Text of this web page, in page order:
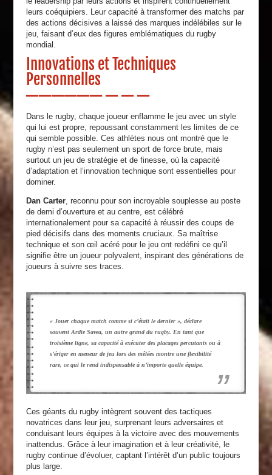
leurs coéquipiers. Leur capacité à transformer des matchs par
des actions décisives a laissé des marques indélébiles sur le
jeu, faisant d’eux des figures emblématiques du rugby
mondial.
Innovations et Techniques
Personnelles
Dans le rugby, chaque joueur enflamme le jeu avec un style
qui lui est propre, repoussant constamment les limites de ce
qui semble possible. Ces athlètes nous ont montré que le
rugby n’est pas seulement un sport de force brute, mais
surtout un jeu de stratégie et de finesse, où la capacité
d’adaptation et l’innovation technique sont essentielles pour
dominer.
Dan Carter, reconnu pour son incroyable souplesse au poste
de demi d’ouverture et au centre, est célébré
internationalement pour sa capacité à réussir des coups de
pied décisifs dans des moments cruciaux. Sa maîtrise
technique et son œil acéré pour le jeu ont redéfini ce qu’il
signifie être un joueur polyvalent, inspirant des générations de
joueurs à suivre ses traces.
« Jouer chaque match comme si c’était le dernier », déclare
souvent Ardie Savea, un autre grand du rugby. En tant que
troisième ligne, sa capacité à exécuter des placages percutants ou à
s’ériger en meneur de jeu lors des mêlées montre une flexibilité
rare, ce qui le rend indispensable à n’importe quelle équipe.
Ces géants du rugby intègrent souvent des tactiques
novatrices dans leur jeu, surprenant leurs adversaires et
conduisant leurs équipes à la victoire avec des mouvements
inattendus. Grâce à leur imagination et à leur créativité, le
rugby continue d’évoluer, captant l’intérêt d’un public toujours
plus large.